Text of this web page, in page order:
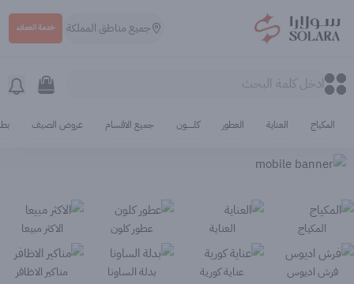
سولارا جميع مناطق المملكة خدمة العملاء
0 0
المكياج العناية العطور كلـــــــــون جميع الاقسام عروض الصيف
المكياج العناية عطور كلون الاكثر مبيعا
فرش اديوس عناية كورية بدلة الساونا مناكير الاظافر